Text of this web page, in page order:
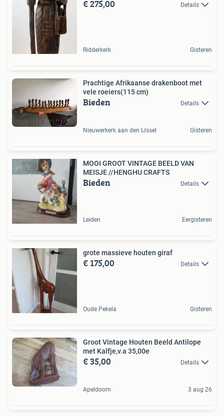
€ 275,00 Details
Ridderkerk Gisteren
Prachtige Afrikaanse drakenboot met
vele roeiers(115 cm)
Bieden Details
Nieuwerkerk aan den IJssel Gisteren
MOOI GROOT VINTAGE BEELD VAN
MEISJE //HENGHU CRAFTS
Bieden Details
Leiden Eergisteren
grote massieve houten giraf
€ 175,00 Details
Oude Pekela Gisteren
Groot Vintage Houten Beeld Antilope
met Kalfje,v.a 35,00e
€ 35,00 Details
Apeldoorn 3 aug 26